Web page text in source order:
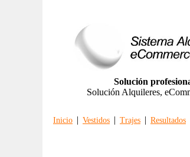
Solución
Solución Alquileres,
Inicio | Vestidos | Trajes | Resultados